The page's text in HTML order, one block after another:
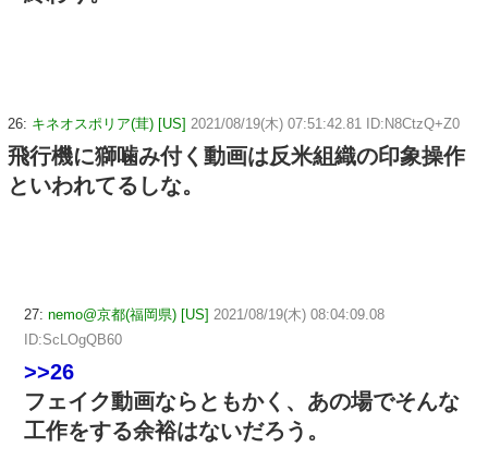
26: キネオスポリア(茸) [US] 2021/08/19(木) 07:51:42.81 ID:N8CtzQ+Z0
飛行機に獅噛み付く動画は反米組織の印象操作
といわれてるしな。
27: nemo@京都(福岡県) [US] 2021/08/19(木) 08:04:09.08
ID:ScLOgQB60
>>26
フェイク動画ならともかく、あの場でそんな
工作をする余裕はないだろう。